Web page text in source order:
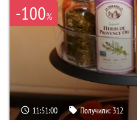
-100%
11:50:59 Получили: 312